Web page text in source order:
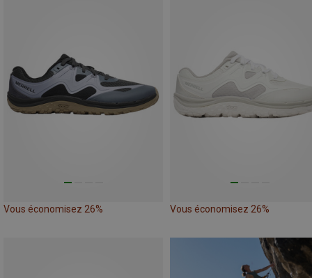
Vous économisez 26% Vous économisez 26%